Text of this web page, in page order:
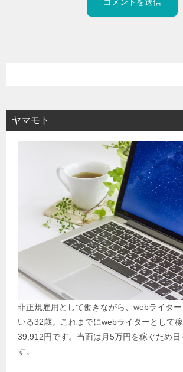
ヤマモト
非正規雇用として働きながら、webライタ
いる32歳。これまでにwebライターとして
39,912円です。当面は月5万円を稼ぐため日
す。